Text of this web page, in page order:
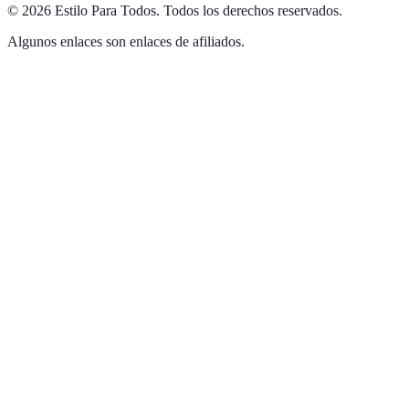
© 2026 Estilo Para Todos. Todos los derechos reservados.
Algunos enlaces son enlaces de afiliados.